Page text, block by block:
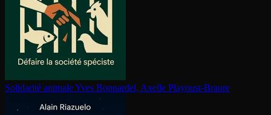
Solidarité animaleYves Bonnardel, Axelle Playoust-Braure